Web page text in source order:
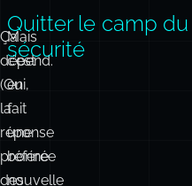
Ça
dépend.
(Oui,
la
réponse
préférée
des
Mais
c’est
en
fait
une
bonne
nouvelle
Quitter le camp
sécurité